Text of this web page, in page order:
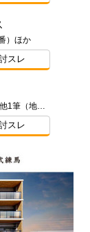
）ほか
スレ
東京都杉並区宮前5丁目203番1 他1筆（地番）
スレ